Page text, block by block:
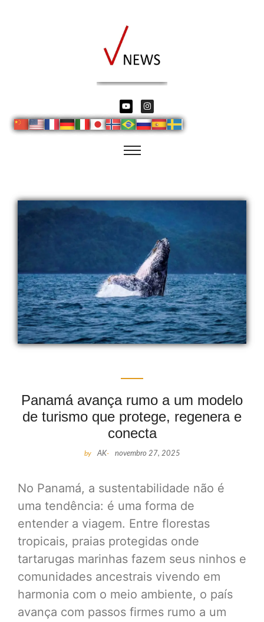
Panamá avança rumo a um modelo
de turismo que protege, regenera e
conecta
by AK- novembro 27, 2025
No Panamá, a sustentabilidade não é
uma tendência: é uma forma de
entender a viagem. Entre florestas
tropicais, praias protegidas onde
tartarugas marinhas fazem seus ninhos e
comunidades ancestrais vivendo em
harmonia com o meio ambiente, o país
avança com passos firmes rumo a um